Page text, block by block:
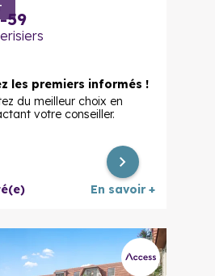
59
les premiers informés !
du meilleur choix en
votre conseiller.
En savoir +